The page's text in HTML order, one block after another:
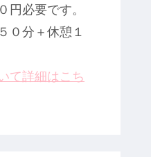
円必要です。
０分＋休憩１
て詳細はこち